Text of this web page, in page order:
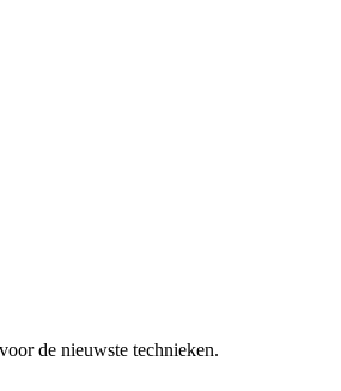
de nieuwste technieken.